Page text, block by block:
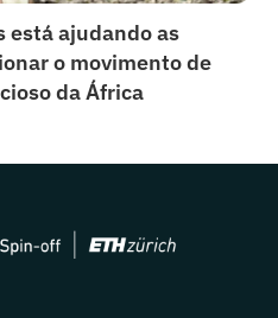
está ajudando as
o movimento de
da África